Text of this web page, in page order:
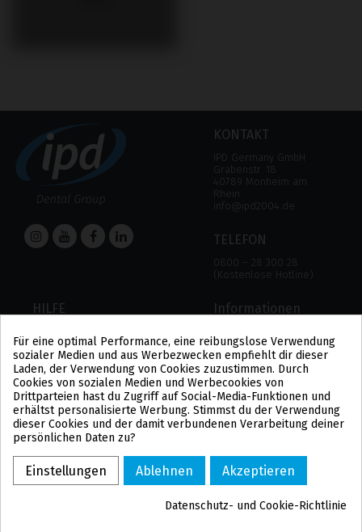
KONTAKT
IPD Germany GmbH
Grabenstr. 18
40789 Monheim am
Rhein
info@ipd2004.de
TELEFON
0800 – 28 300 28
(Kostenlose Hotline)
HILFE
HILFE
ZAHLUNGSMODALITÄTEN
VERSAND UND RÜCKGABE
Informationen
RECHTLICHER HINWEIS
DATENSCHUTZBESTIMMUNGEN
COOKIE-POLITIK
ALLGEMEINE
GESCHÄFTSBEDINGUNGEN
US
PL
BE
ES
COPYRIGHT ©2021 IPD2004 – POWERED BY TICBCN
Für eine optimal Performance, eine reibungslose Verwendung
sozialer Medien und aus Werbezwecken empfiehlt dir dieser
Laden, der Verwendung von Cookies zuzustimmen. Durch
Cookies von sozialen Medien und Werbecookies von
Drittparteien hast du Zugriff auf Social-Media-Funktionen und
erhältst personalisierte Werbung. Stimmst du der Verwendung
dieser Cookies und der damit verbundenen Verarbeitung deiner
persönlichen Daten zu?
Einstellungen Ablehnen Akzeptieren
Datenschutz- und Cookie-Richtlinie